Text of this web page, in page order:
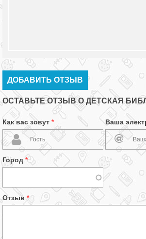
ДОБАВИТЬ ОТЗЫВ
ОСТАВЬТЕ ОТЗЫВ О ДЕТСКАЯ
Как вас зовут * Ваша
Город *
Отзыв *